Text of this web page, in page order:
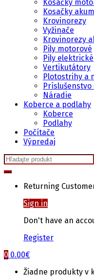
Kosačky
Kosačky
Krovinorezy
Vyžinače
Krovinorezy
Pily motorové
Pily elektrické
Vertikutátory
Plotostrihy a
Náradie
Koberce a podlahy
Koberce
Podlahy
Počítače
Výpredaj
Search
for:
Returning
Sign in
Don't have an
Register
0 0.00€
Žiadne produkty v